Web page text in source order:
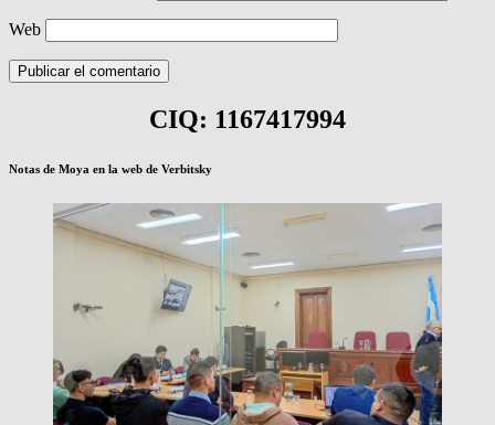
Web
CIQ: 1167417994
Notas de Moya en la web de Verbitsky